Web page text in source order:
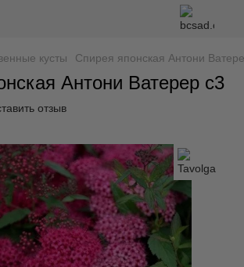
кусты Спирея японская Антони
Антони Ватерер с3
отзыв